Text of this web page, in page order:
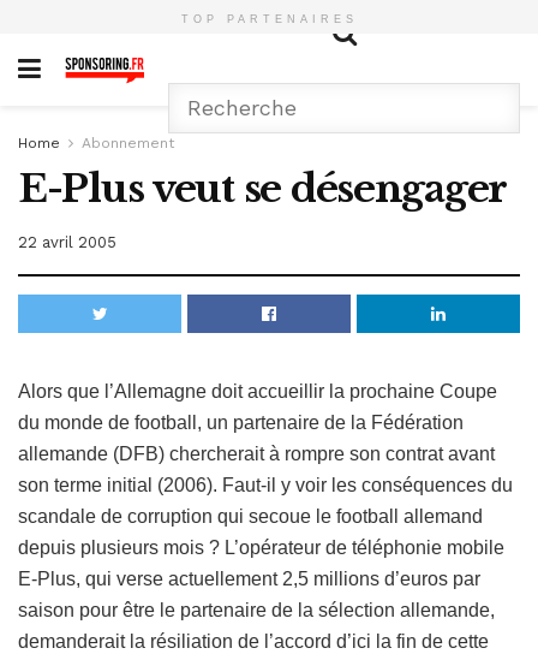
TOP PARTENAIRES
Home Abonnement
E-Plus veut se désengager
22 avril 2005
Alors que l’Allemagne doit accueillir la prochaine Coupe
du monde de football, un partenaire de la Fédération
allemande (DFB) chercherait à rompre son contrat avant
son terme initial (2006). Faut-il y voir les conséquences du
scandale de corruption qui secoue le football allemand
depuis plusieurs mois ? L’opérateur de téléphonie mobile
E-Plus, qui verse actuellement 2,5 millions d’euros par
saison pour être le partenaire de la sélection allemande,
demanderait la résiliation de l’accord d’ici la fin de cette